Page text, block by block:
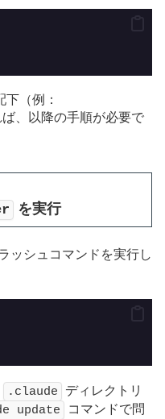
（例：
、以降の手順が必要で
を実行
ッシュコマンドを実行し
.claude
ディレクトリ
update
コマンドで問